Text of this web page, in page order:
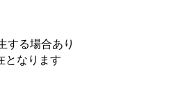
する場合あり
となります